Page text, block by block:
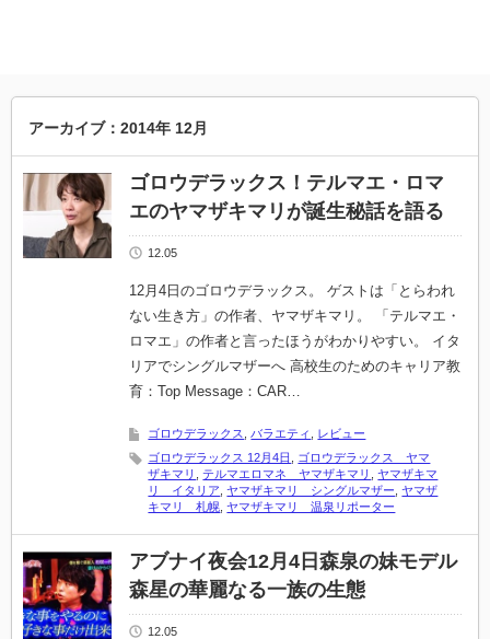
アーカイブ：2014年 12月
ゴロウデラックス！テルマエ・ロマ
エのヤマザキマリが誕生秘話を語る
12.05
12月4日のゴロウデラックス。 ゲストは「とらわれ
ない生き方」の作者、ヤマザキマリ。 「テルマエ・
ロマエ」の作者と言ったほうがわかりやすい。 イタ
リアでシングルマザーへ 高校生のためのキャリア教
育：Top Message：CAR…
ゴロウデラックス バラエティ
レビュー
ゴロウデラックス 12月4日
ゴロウデラックス ヤマ
ザキマリ
,テルマエロマネ ヤマザキマリ ,ヤマザキマ
リ イタリア ,ヤマザキマリ シングルマザー ,ヤマザ
キマリ 札幌 ,ヤマザキマリ 温泉リポーター
アブナイ夜会12月4日森泉の妹モデル
森星の華麗なる一族の生態
12.05